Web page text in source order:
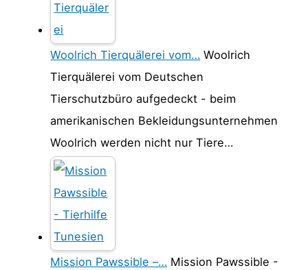
Woolrich Tierquälerei vom… Woolrich
Tierquälerei vom Deutschen
Tierschutzbüro aufgedeckt - beim
amerikanischen Bekleidungsunternehmen
Woolrich werden nicht nur Tiere…
Mission Pawssible –… Mission Pawssible -